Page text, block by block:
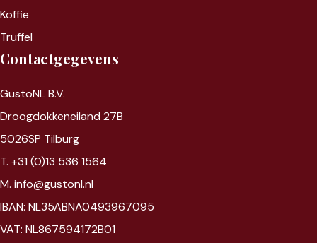
Koffie
Truffel
Contactgegevens
GustoNL B.V.
Droogdokkeneiland 27B
5026SP Tilburg
T. +31 (0)13 536 1564
M. info@gustonl.nl
IBAN: NL35ABNA0493967095
VAT: NL867594172B01